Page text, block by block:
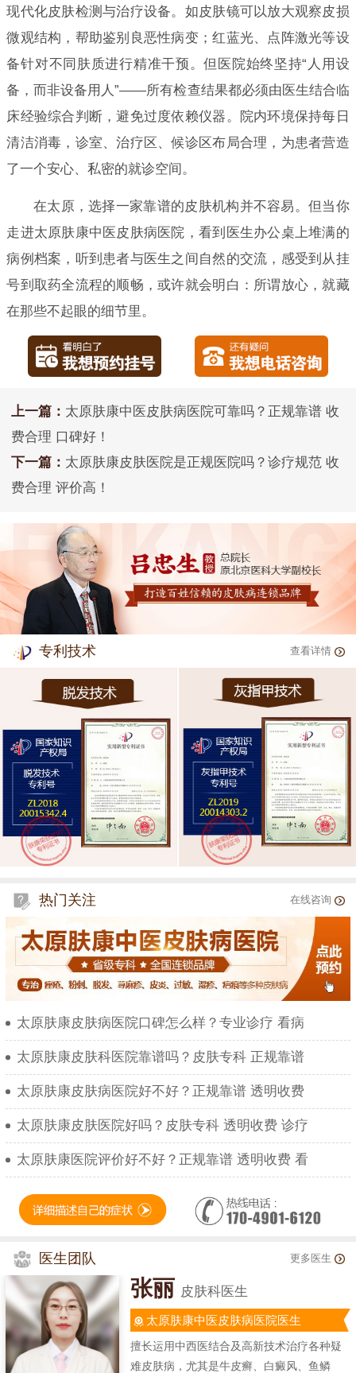
现代化皮肤检测与治疗设备。如皮肤镜可以放大观察皮损
微观结构，帮助鉴别良恶性病变；红蓝光、点阵激光等设
备针对不同肤质进行精准干预。但医院始终坚持“人用设
备，而非设备用人”——所有检查结果都必须由医生结合临
床经验综合判断，避免过度依赖仪器。院内环境保持每日
清洁消毒，诊室、治疗区、候诊区布局合理，为患者营造
了一个安心、私密的就诊空间。
在太原，选择一家靠谱的皮肤机构并不容易。但当你
走进太原肤康中医皮肤病医院，看到医生办公桌上堆满的
病例档案，听到患者与医生之间自然的交流，感受到从挂
号到取药全流程的顺畅，或许就会明白：所谓放心，就藏
在那些不起眼的细节里。
上一篇： 太原肤康中医皮肤病医院可靠吗？正规靠谱 收
费合理 口碑好！
下一篇： 太原肤康皮肤医院是正规医院吗？诊疗规范 收
费合理 评价高！
专利技术 查看详情
热门关注 在线咨询
太原肤康皮肤病医院口碑怎么样？专业诊疗 看病
太原肤康皮肤科医院靠谱吗？皮肤专科 正规靠谱
太原肤康皮肤病医院好不好？正规靠谱 透明收费
太原肤康皮肤医院好吗？皮肤专科 透明收费 诊疗
太原肤康医院评价好不好？正规靠谱 透明收费 看
医生团队 更多医生
张丽 皮肤科医生
太原肤康中医皮肤病医院医生
擅长运用中西医结合及高新技术治疗各种疑
难皮肤病，尤其是牛皮癣、白癜风、鱼鳞